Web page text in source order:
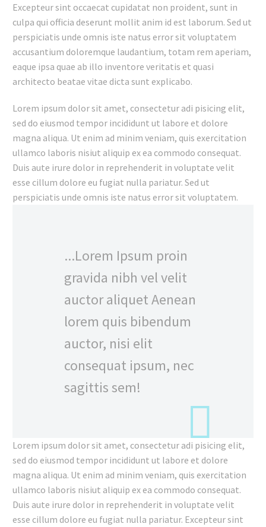
Excepteur sint occaecat cupidatat non proident, sunt in
culpa qui officia deserunt mollit anim id est laborum. Sed ut
perspiciatis unde omnis iste natus error sit voluptatem
accusantium doloremque laudantium, totam rem aperiam,
eaque ipsa quae ab illo inventore veritatis et quasi
architecto beatae vitae dicta sunt explicabo.
Lorem ipsum dolor sit amet, consectetur adi pisicing elit,
sed do eiusmod tempor incididunt ut labore et dolore
magna aliqua. Ut enim ad minim veniam, quis exercitation
ullamco laboris nisiut aliquip ex ea commodo consequat.
Duis aute irure dolor in reprehenderit in voluptate velit
esse cillum dolore eu fugiat nulla pariatur. Sed ut
perspiciatis unde omnis iste natus error sit voluptatem.
...Lorem Ipsum proin
gravida nibh vel velit
auctor aliquet Aenean
lorem quis bibendum
auctor, nisi elit
consequat ipsum, nec
sagittis sem!
Lorem ipsum dolor sit amet, consectetur adi pisicing elit,
sed do eiusmod tempor incididunt ut labore et dolore
magna aliqua. Ut enim ad minim veniam, quis exercitation
ullamco laboris nisiut aliquip ex ea commodo consequat.
Duis aute irure dolor in reprehenderit in voluptate velit
esse cillum dolore eu fugiat nulla pariatur. Excepteur sint